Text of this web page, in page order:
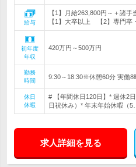
給与
【1】月給263,800円～＋諸
【1】大卒以上 【2】専門卒
初年度
年収
420万円～500万円
勤務
時間
9:30～18:30※休憩60分 実働
休日
休暇
# 【年間休日120日】* 週休2
日祝休み）* 年末年始休暇（5…
求人詳細を見る